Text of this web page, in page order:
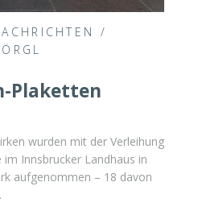
/
Plaketten
wurden mit der Verleihung
Innsbrucker Landhaus in
aufgenommen – 18 davon